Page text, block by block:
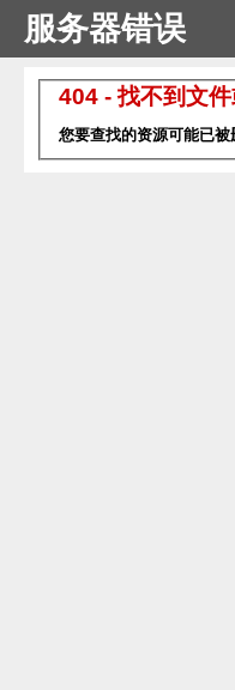
服务器错误
404 - 找不到文件
您要查找的资源可能已被